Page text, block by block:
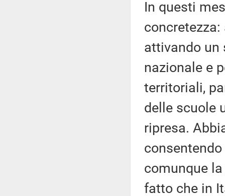
In questi
attivando un
nazionale e
territoriali,
delle scuole
ripresa.
comunque
fatto che in